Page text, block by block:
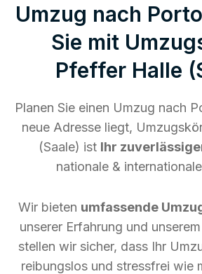
Umzug nach
Sie mit
Pfeffer Halle
Planen Sie einen Umzug nach
neue Adresse liegt,
(Saale) ist Ihr
nationale &
Wir bieten umfassende
unserer Erfahrung und
stellen wir sicher, dass Ihr
reibungslos und stressfrei wie